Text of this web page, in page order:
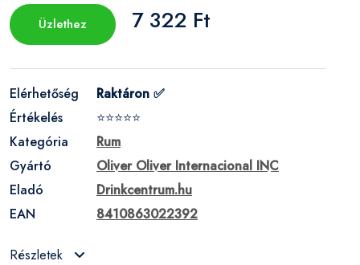
Üzlethez 7 322 Ft
Elérhetőség
Raktáron ✅
Értékelés
⭐⭐⭐⭐⭐
Kategória
Rum
Gyártó
Oliver Oliver Internacional INC
Eladó
Drinkcentrum.hu
EAN
8410863022392
Részletek